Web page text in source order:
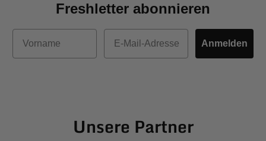
Freshletter abonnieren
Vorname
E-Mail
Anmelden
Unsere Partner